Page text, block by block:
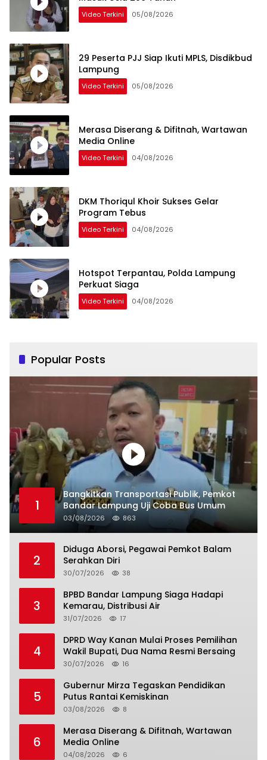
Video Terkini 05/08/2026
29 Peserta PJJ Siap Ikuti MPLS, Disdikbud
Lampung
Video Terkini 05/08/2026
Merasa Diserang & Difitnah, Wartawan
Media Online
Video Terkini 04/08/2026
DKM Thoriqul Khoir Sukses Gelar
Program Tebus
Video Terkini 04/08/2026
Hotspot Terpantau, Polda Lampung
Perkuat Siaga
Video Terkini 04/08/2026
Popular Posts
1
Bangkitkan Transportasi Publik, Pemkot
Bandar Lampung Uji Coba Bus Umum
03/08/2026 863
2
Diduga Aborsi, Pegawai Pemkot Balam
Serahkan Diri
30/07/2026 38
3
BPBD Bandar Lampung Siaga Hadapi
Kemarau, Distribusi Air
31/07/2026 17
4
DPRD Way Kanan Mulai Proses Pemilihan
Wakil Bupati, Dua Nama Resmi Bersaing
30/07/2026 16
5
Gubernur Mirza Tegaskan Pendidikan
Putus Rantai Kemiskinan
03/08/2026 8
6
Merasa Diserang & Difitnah, Wartawan
Media Online
04/08/2026 6